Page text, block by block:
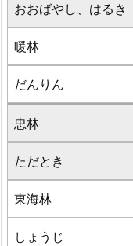
おおばやし、はるき
暖林
だんりん
忠林
ただとき
東海林
しょうじ